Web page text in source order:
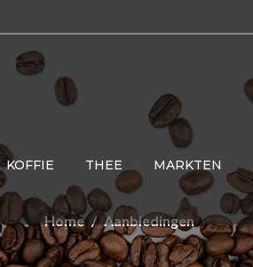
KOFFIE THEE MARKTEN
Home Aanbiedingen